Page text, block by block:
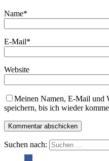
Name*
E-Mail*
Website
Meinen Namen, E-Mail und
speichern, bis ich wieder
Suchen nach: